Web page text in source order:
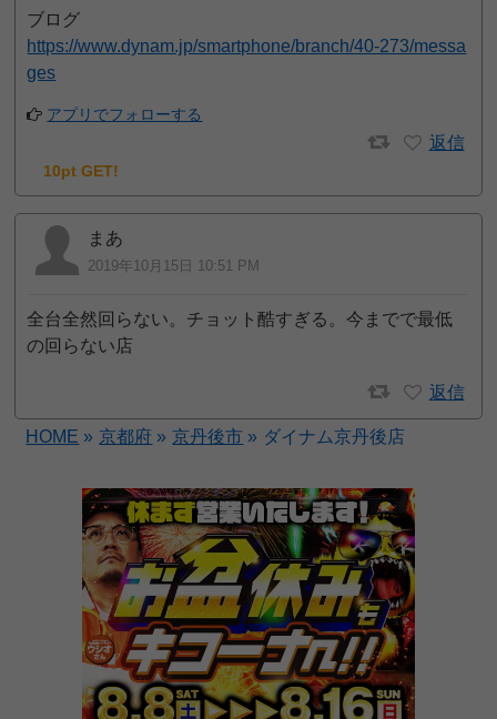
ブログ
https://www.dynam.jp/smartphone/branch/40-273/messa
ges
アプリでフォローする
返信
10pt GET!
まあ
2019年10月15日 10:51 PM
全台全然回らない。チョット酷すぎる。今までで最低
の回らない店
返信
HOME » 京都府 » 京丹後市 » ダイナム京丹後店